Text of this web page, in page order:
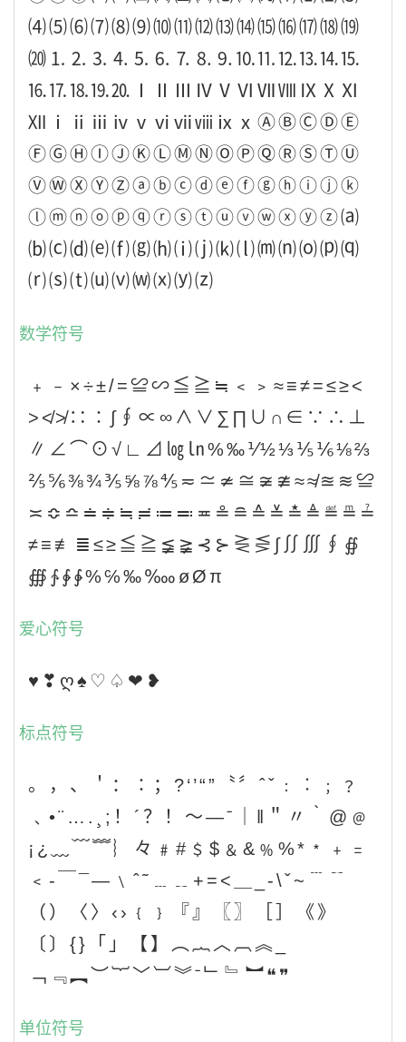
⑷⑸⑹⑺⑻⑼⑽⑾⑿⒀⒁⒂⒃⒄⒅⒆
⒇⒈⒉⒊⒋⒌⒍⒎⒏⒐⒑⒒⒓⒔⒕⒖
⒗⒘⒙⒚⒛ⅠⅡⅢⅣⅤⅥⅦⅧⅨⅩⅪ
ⅫⅰⅱⅲⅳⅴⅵⅶⅷⅸⅹⒶⒷⒸⒹⒺ
ⒻⒼⒽⒾⒿⓀⓁⓂⓃⓄⓅⓆⓇⓈⓉⓊ
ⓋⓌⓍⓎⓏⓐⓑⓒⓓⓔⓕⓖⓗⓘⓙⓚ
ⓛⓜⓝⓞⓟⓠⓡⓢⓣⓤⓥⓦⓧⓨⓩ⒜
⒝⒞⒟⒠⒡⒢⒣⒤⒥⒦⒧⒨⒩⒪⒫⒬
⒭⒮⒯⒰⒱⒲⒳⒴⒵
数学符号
﹢﹣×÷±/=≌∽≦≧≒﹤﹥≈≡≠=≤≥<
>≮≯∷∶∫∮∝∞∧∨∑∏∪∩∈∵∴⊥
∥∠⌒⊙√∟⊿㏒㏑%‰⅟½⅓⅕⅙⅛⅔
⅖⅚⅜¾⅗⅝⅞⅘≂≃≄≅≆≇≈≉≊≋≌
≍≎≏≐≑≒≓≔≕≖≗≘≙≚≛≜≝≞≟
≠≡≢≣≤≥≦≧≨≩⊰⊱⋛⋚∫∬∭∮∯
∰∱∲∳%℅‰‱øØπ
爱心符号
♥❣ღ♠♡♤❤❥
标点符号
。，、＇：∶；?‘’“”〝〞ˆˇ﹕︰﹔﹖
﹑•¨….¸;！´？！～—ˉ｜‖＂〃｀@﹫
¡¿﹏﹋﹌︴々﹟#﹩$﹠&﹪%*﹡﹢﹦
﹤‐￣¯―﹨ˆ˜﹍﹎+=<＿_-\ˇ~﹉﹊
（）〈〉‹›﹛﹜『』〖〗［］《》
〔〕{}「」【】︵︷︿︹︽_
﹁﹃︻︶︸﹀︺︾ˉ﹂﹄︼❝❞
单位符号